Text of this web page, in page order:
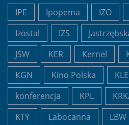
IPE
Ipopema IZO
Izostal
IZS
JSW
KER Kernel
KGN
Kino Polska KLE
konferencja
KPL
KTY
Labocanna LBW